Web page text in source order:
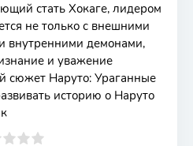
стать Хокаге, лидером
не только с внешними
внутренними демонами,
и уважение
сюжет Наруто: Ураганные
историю о Наруто